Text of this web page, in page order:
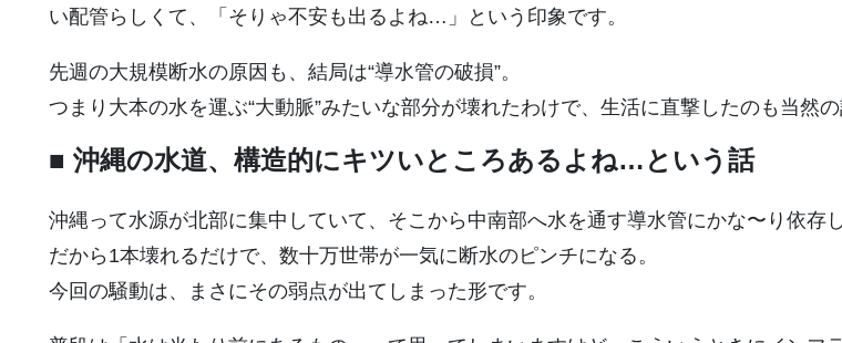
い配管らしくて、「そりゃ不安も出るよね…」という印象です。
先週の大規模断水の原因も、結局は“導水管の破損”。
つまり大本の水を運ぶ“大動脈”みたいな部分が壊れたわけで、生活に直撃したのも当然の
■ 沖縄の水道、構造的にキツいところあるよね…という話
沖縄って水源が北部に集中していて、そこから中南部へ水を通す導水管にかな〜り依存
だから1本壊れるだけで、数十万世帯が一気に断水のピンチになる。
今回の騒動は、まさにその弱点が出てしまった形です。